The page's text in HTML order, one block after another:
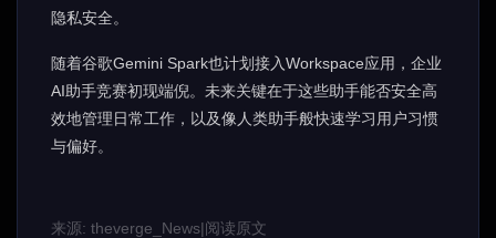
隐私安全。
随着谷歌Gemini Spark也计划接入Workspace应用，企业
AI助手竞赛初现端倪。未来关键在于这些助手能否安全高
效地管理日常工作，以及像人类助手般快速学习用户习惯
与偏好。
来源: theverge_News|阅读原文